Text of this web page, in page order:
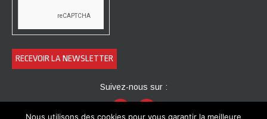
Suivez-nous sur :
Nous utilisons des cookies pour vous garantir la meilleure